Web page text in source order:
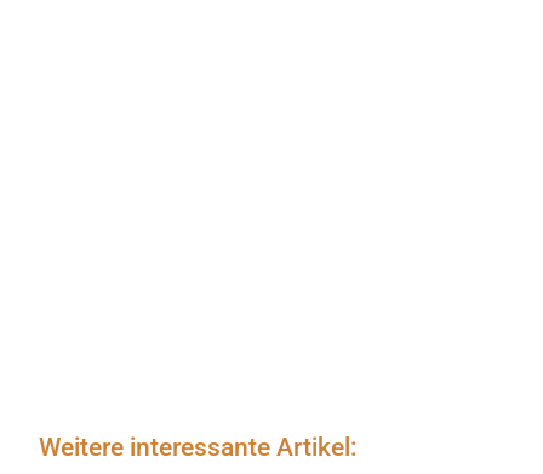
Weitere interessante Artikel: